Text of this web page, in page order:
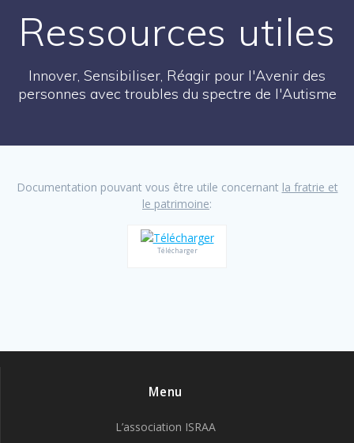
Ressources utiles
Innover, Sensibiliser, Réagir pour l'Avenir des
personnes avec troubles du spectre de l'Autisme
Documentation pouvant vous être utile concernant la fratrie et
le patrimoine:
Télécharger
Menu
L’association ISRAA